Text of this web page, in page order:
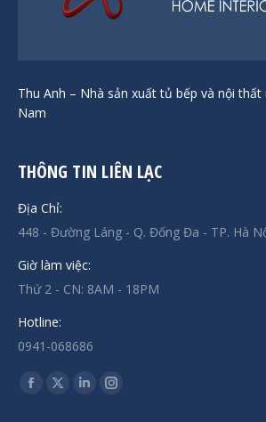
Thu Anh – Nhà sản xuất tủ bếp và nội
Nam
THÔNG TIN LIÊN LẠC
Địa Chỉ:
448 - Đường Láng - Q. Đống Đa - TP. Hà
Giờ làm việc:
Thứ 2 - CN: 8AM - 18PM
Hotline:
0941-068686
Find us on:
Facebook
X
LinkedinInstagram